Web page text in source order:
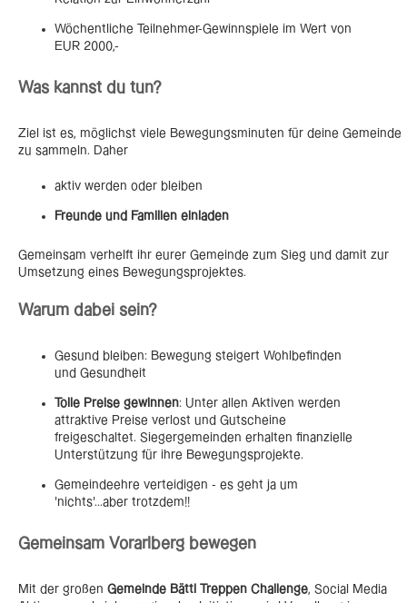
Wöchentliche Teilnehmer-Gewinnspiele im Wert von
EUR 2000,-
Was kannst du tun?
Ziel ist es, möglichst viele Bewegungsminuten für deine Gemeinde
zu sammeln. Daher
aktiv werden oder bleiben
Freunde und Familien einladen
Gemeinsam verhelft ihr eurer Gemeinde zum Sieg und damit zur
Umsetzung eines Bewegungsprojektes.
Warum dabei sein?
Gesund bleiben: Bewegung steigert Wohlbefinden
und Gesundheit
Tolle Preise gewinnen: Unter allen Aktiven werden
attraktive Preise verlost und Gutscheine
freigeschaltet. Siegergemeinden erhalten finanzielle
Unterstützung für ihre Bewegungsprojekte.
Gemeindeehre verteidigen - es geht ja um
'nichts'...aber trotzdem!!
Gemeinsam Vorarlberg bewegen
Mit der großen Gemeinde Bättl Treppen Challenge, Social Media